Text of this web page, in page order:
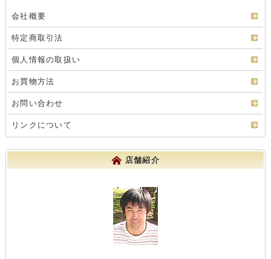
会社概要
特定商取引法
個人情報の取扱い
お買物方法
お問い合わせ
リンクについて
店舗紹介